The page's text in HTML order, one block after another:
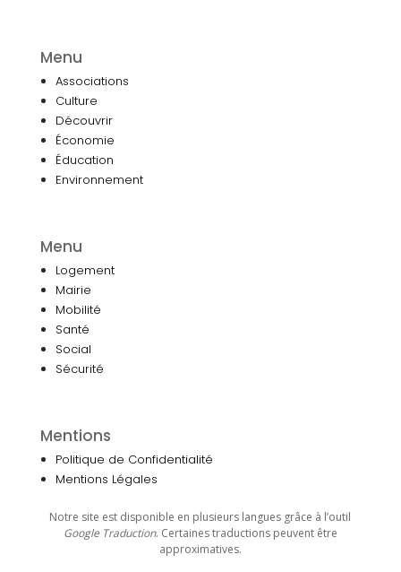
Menu
Associations
Culture
Découvrir
Économie
Éducation
Environnement
Menu
Logement
Mairie
Mobilité
Santé
Social
Sécurité
Mentions
Politique de Confidentialité
Mentions Légales
Notre site est disponible en plusieurs langues grâce à l’outil
Google Traduction. Certaines traductions peuvent être
approximatives.